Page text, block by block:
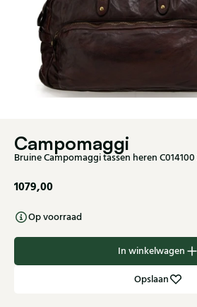
Campomaggi
Bruine Campomaggi tassen heren C014100
1079,00
Op voorraad
In winkelwagen
Opslaan